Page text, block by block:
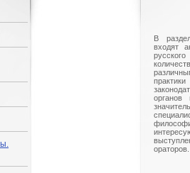
В
входят
органов
ораторов.